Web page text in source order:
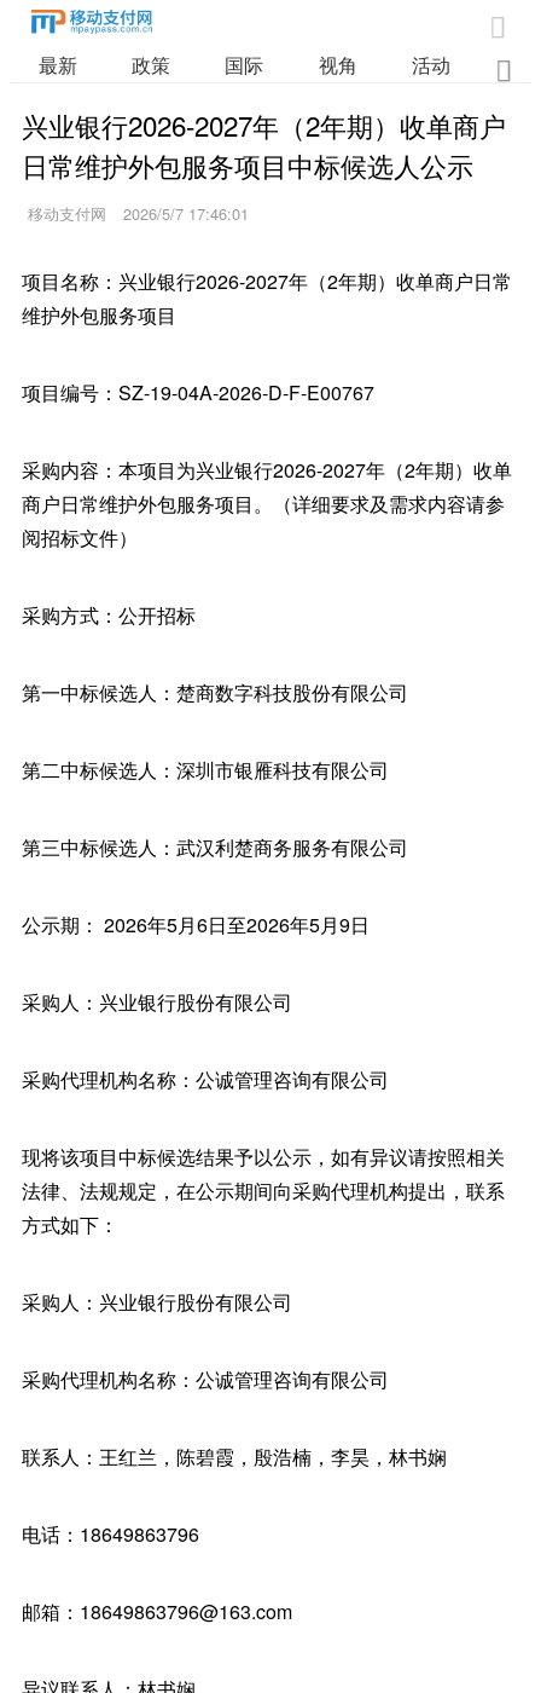

最新 政策 国际 视角 活动 业

兴业银行2026-2027年（2年期）收单商户
日常维护外包服务项目中标候选人公示
移动支付网 2026/5/7 17:46:01
项目名称：兴业银行2026-2027年（2年期）收单商户日常
维护外包服务项目
项目编号：SZ-19-04A-2026-D-F-E00767
采购内容：本项目为兴业银行2026-2027年（2年期）收单
商户日常维护外包服务项目。（详细要求及需求内容请参
阅招标文件）
采购方式：公开招标
第一中标候选人：楚商数字科技股份有限公司
第二中标候选人：深圳市银雁科技有限公司
第三中标候选人：武汉利楚商务服务有限公司
公示期： 2026年5月6日至2026年5月9日
采购人：兴业银行股份有限公司
采购代理机构名称：公诚管理咨询有限公司
现将该项目中标候选结果予以公示，如有异议请按照相关
法律、法规规定，在公示期间向采购代理机构提出，联系
方式如下：
采购人：兴业银行股份有限公司
采购代理机构名称：公诚管理咨询有限公司
联系人：王红兰，陈碧霞，殷浩楠，李昊，林书娴
电话：18649863796
邮箱：18649863796@163.com